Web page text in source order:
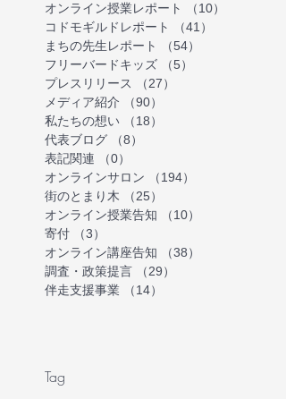
オンライン授業レポート
（10）
コドモギルドレポート
（41）
まちの先生レポート
（54）
フリーバードキッズ
（5）
プレスリリース
（27）
メディア紹介
（90）
私たちの想い
（18）
代表ブログ
（8）
表記関連
（0）
オンラインサロン
（194）
街のとまり木
（25）
オンライン授業告知
（10）
寄付
（3）
オンライン講座告知
（38）
調査・政策提言
（29）
伴走支援事業
（14）
Tag